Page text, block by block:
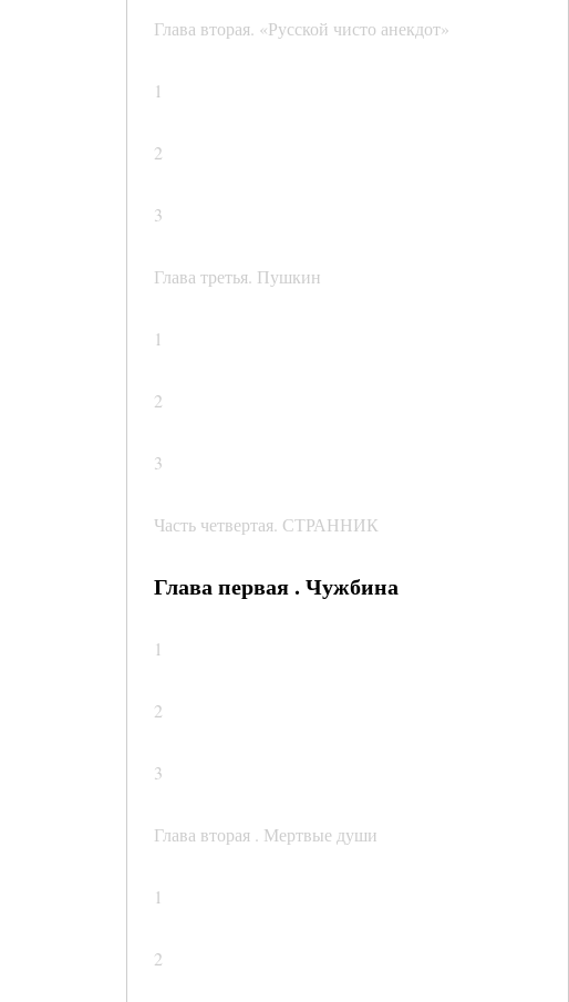
Глава вторая. «Русской чисто анекдот»
1
2
3
Глава третья. Пушкин
1
2
3
Часть четвертая. СТРАННИК
Глава первая . Чужбина
1
2
3
Глава вторая . Мертвые души
1
2